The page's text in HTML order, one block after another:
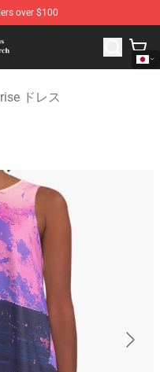
over $100
Merchandise Shop
ドレス